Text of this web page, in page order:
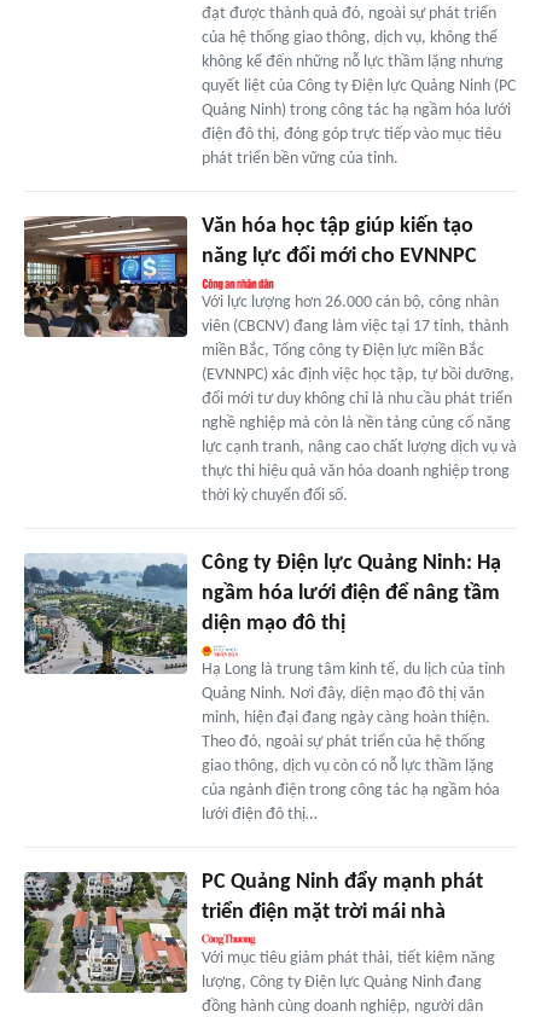
đạt được thành quả đó, ngoài sự phát triển
của hệ thống giao thông, dịch vụ, không thể
không kể đến những nỗ lực thầm lặng nhưng
quyết liệt của Công ty Điện lực Quảng Ninh (PC
Quảng Ninh) trong công tác hạ ngầm hóa lưới
điện đô thị, đóng góp trực tiếp vào mục tiêu
phát triển bền vững của tỉnh.
Văn hóa học tập giúp kiến tạo
năng lực đổi mới cho EVNNPC
Với lực lượng hơn 26.000 cán bộ, công nhân
viên (CBCNV) đang làm việc tại 17 tỉnh, thành
miền Bắc, Tổng công ty Điện lực miền Bắc
(EVNNPC) xác định việc học tập, tự bồi dưỡng,
đổi mới tư duy không chỉ là nhu cầu phát triển
nghề nghiệp mà còn là nền tảng củng cố năng
lực cạnh tranh, nâng cao chất lượng dịch vụ và
thực thi hiệu quả văn hóa doanh nghiệp trong
thời kỳ chuyển đổi số.
Công ty Điện lực Quảng Ninh: Hạ
ngầm hóa lưới điện để nâng tầm
diện mạo đô thị
Hạ Long là trung tâm kinh tế, du lịch của tỉnh
Quảng Ninh. Nơi đây, diện mạo đô thị văn
minh, hiện đại đang ngày càng hoàn thiện.
Theo đó, ngoài sự phát triển của hệ thống
giao thông, dịch vụ còn có nỗ lực thầm lặng
của ngành điện trong công tác hạ ngầm hóa
lưới điện đô thị…
PC Quảng Ninh đẩy mạnh phát
triển điện mặt trời mái nhà
Với mục tiêu giảm phát thải, tiết kiệm năng
lượng, Công ty Điện lực Quảng Ninh đang
đồng hành cùng doanh nghiệp, người dân